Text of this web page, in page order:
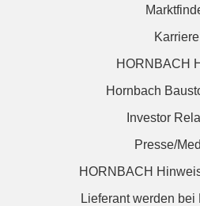
Karriere
HORNBACH
Hornbach
Investor
Presse/
HORNBACH
Lieferant werden bei